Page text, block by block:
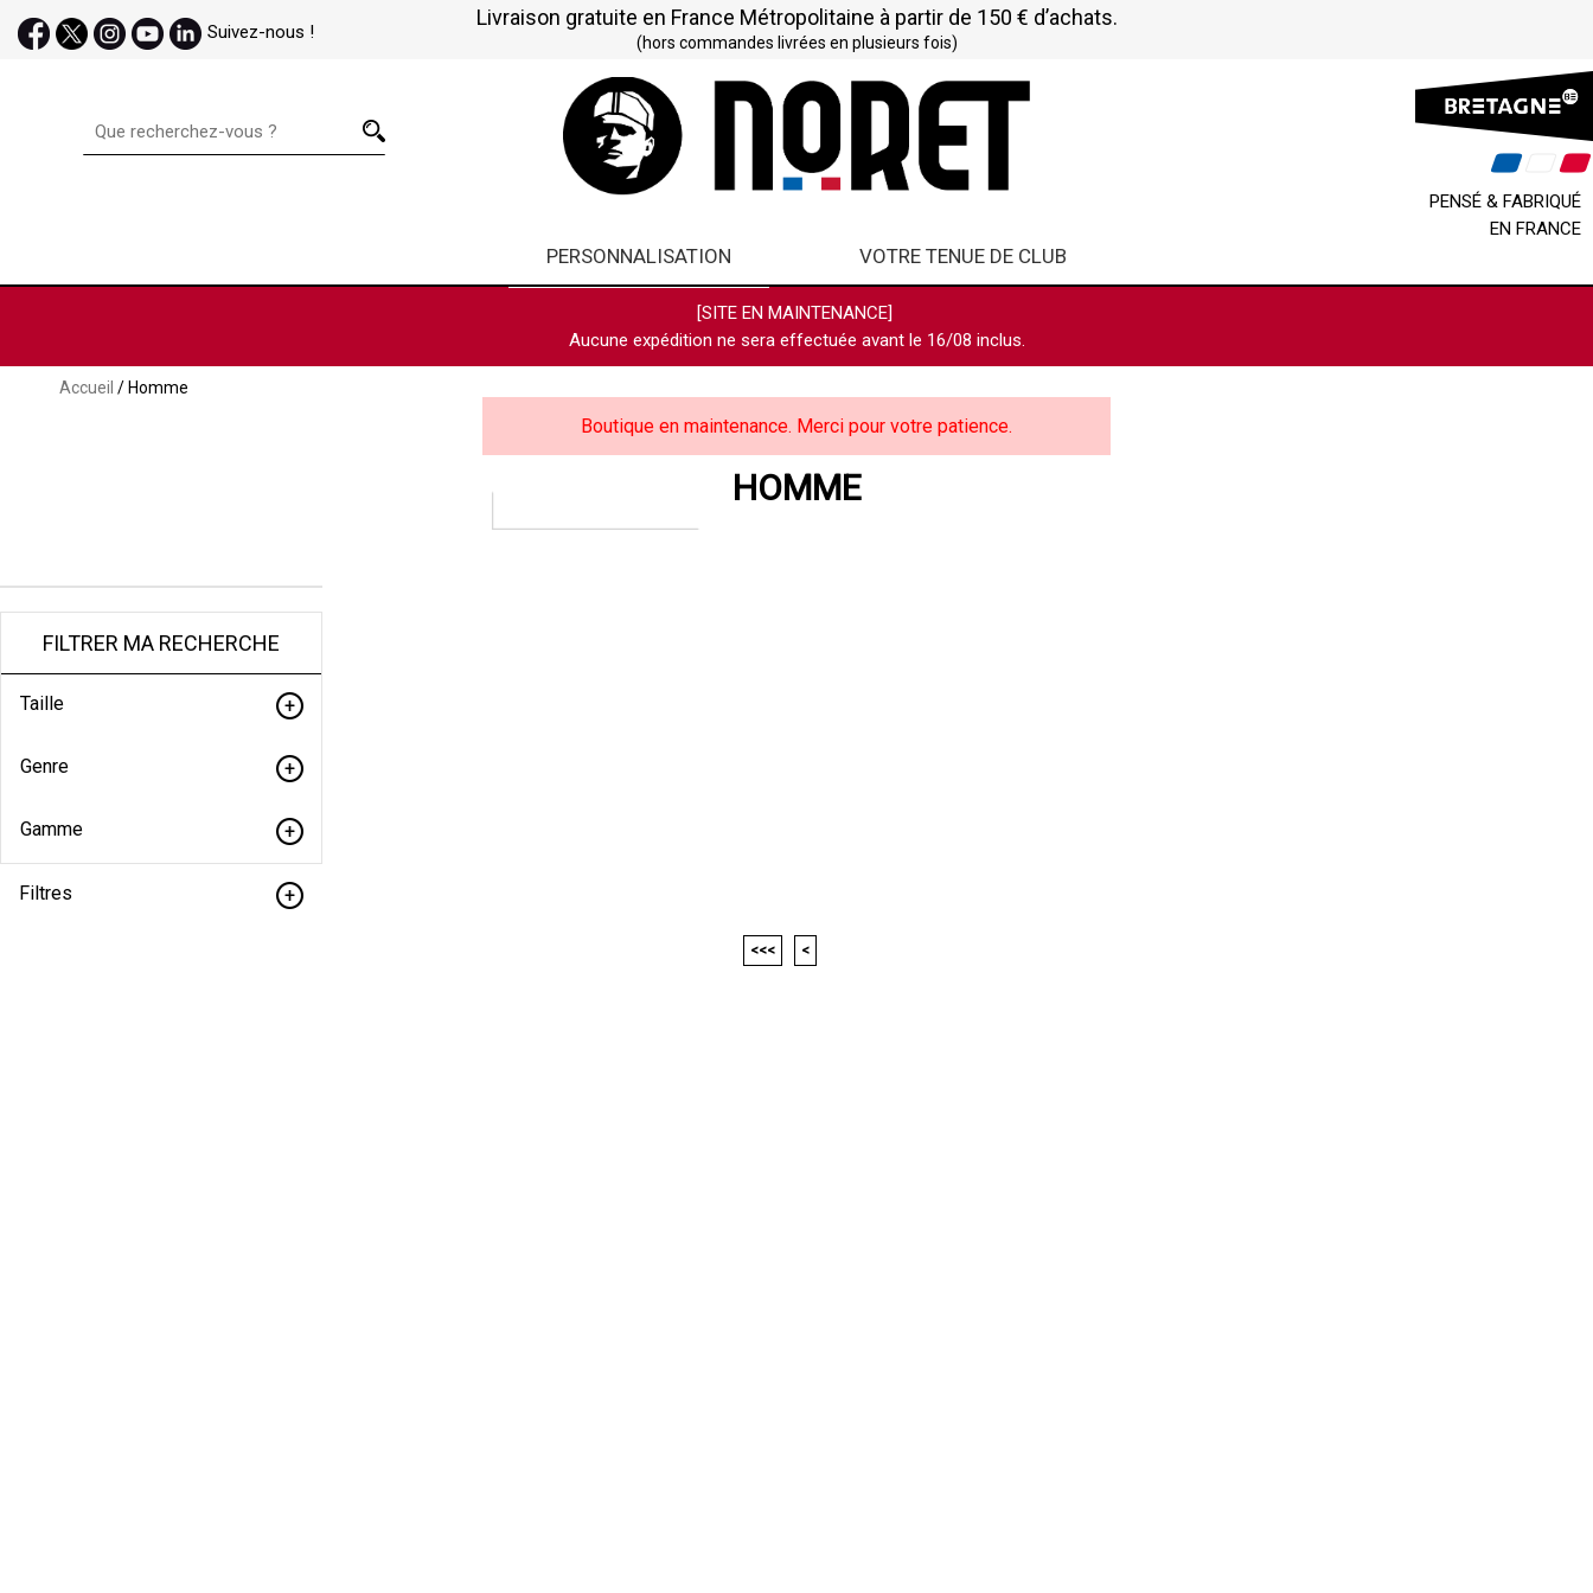
Suivez-nous !
Livraison gratuite en France Métropolitaine à partir de 150 € d’achats.
(hors commandes livrées en plusieurs fois)
PENSÉ & FABRIQUÉ
EN FRANCE
PERSONNALISATION VOTRE TENUE DE CLUB
[SITE EN MAINTENANCE]
Aucune expédition ne sera effectuée avant le 16/08 inclus.
Accueil / Homme
Boutique en maintenance. Merci pour votre patience.
HOMME
FILTRER MA RECHERCHE
Taille
Genre
Gamme
Filtres
<<< <